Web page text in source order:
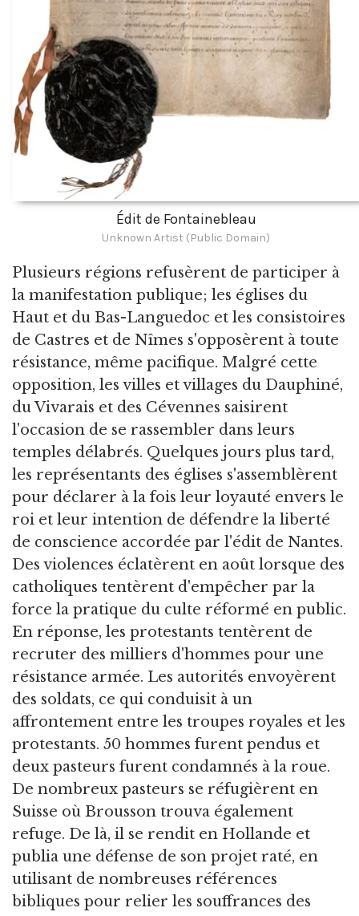
Édit de Fontainebleau
Unknown Artist (Public Domain)
Plusieurs régions refusèrent de participer à
la manifestation publique; les églises du
Haut et du Bas-Languedoc et les consistoires
de Castres et de Nîmes s'opposèrent à toute
résistance, même pacifique. Malgré cette
opposition, les villes et villages du Dauphiné,
du Vivarais et des Cévennes saisirent
l'occasion de se rassembler dans leurs
temples délabrés. Quelques jours plus tard,
les représentants des églises s'assemblèrent
pour déclarer à la fois leur loyauté envers le
roi et leur intention de défendre la liberté
de conscience accordée par l'édit de Nantes.
Des violences éclatèrent en août lorsque des
catholiques tentèrent d'empêcher par la
force la pratique du culte réformé en public.
En réponse, les protestants tentèrent de
recruter des milliers d'hommes pour une
résistance armée. Les autorités envoyèrent
des soldats, ce qui conduisit à un
affrontement entre les troupes royales et les
protestants. 50 hommes furent pendus et
deux pasteurs furent condamnés à la roue.
De nombreux pasteurs se réfugièrent en
Suisse où Brousson trouva également
refuge. De là, il se rendit en Hollande et
publia une défense de son projet raté, en
utilisant de nombreuses références
bibliques pour relier les souffrances des